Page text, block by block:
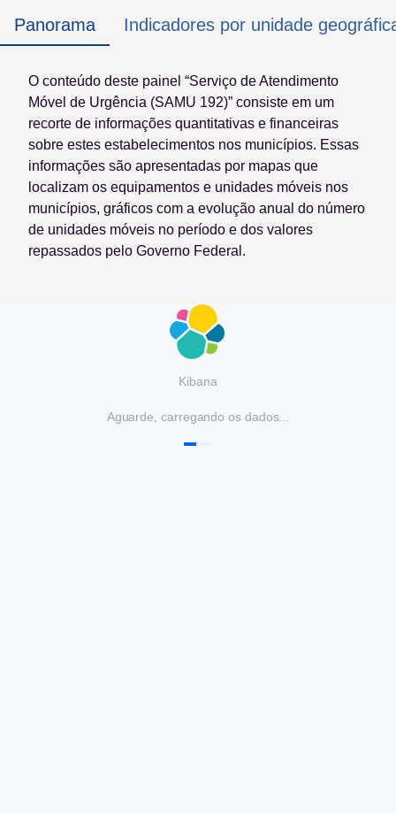
Panorama Indicadores por unidade
O conteúdo deste painel “Serviço de Atendimento
Móvel de Urgência (SAMU 192)” consiste em um
recorte de informações quantitativas e financeiras
sobre estes estabelecimentos nos municípios. Essas
informações são apresentadas por mapas que
localizam os equipamentos e unidades móveis nos
municípios, gráficos com a evolução anual do número
de unidades móveis no período e dos valores
repassados pelo Governo Federal.